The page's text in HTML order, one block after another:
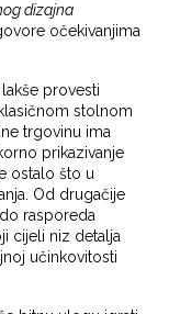
dizajna
očekivanjima
provesti
stolnom
trgovinu ima
prikazivanje
ostalo što u
Od drugačije
rasporeda
cijeli niz detalja
učinkovitosti